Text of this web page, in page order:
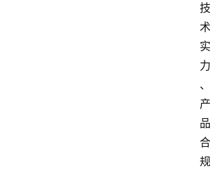
技
术
实
力
、
产
品
合
规